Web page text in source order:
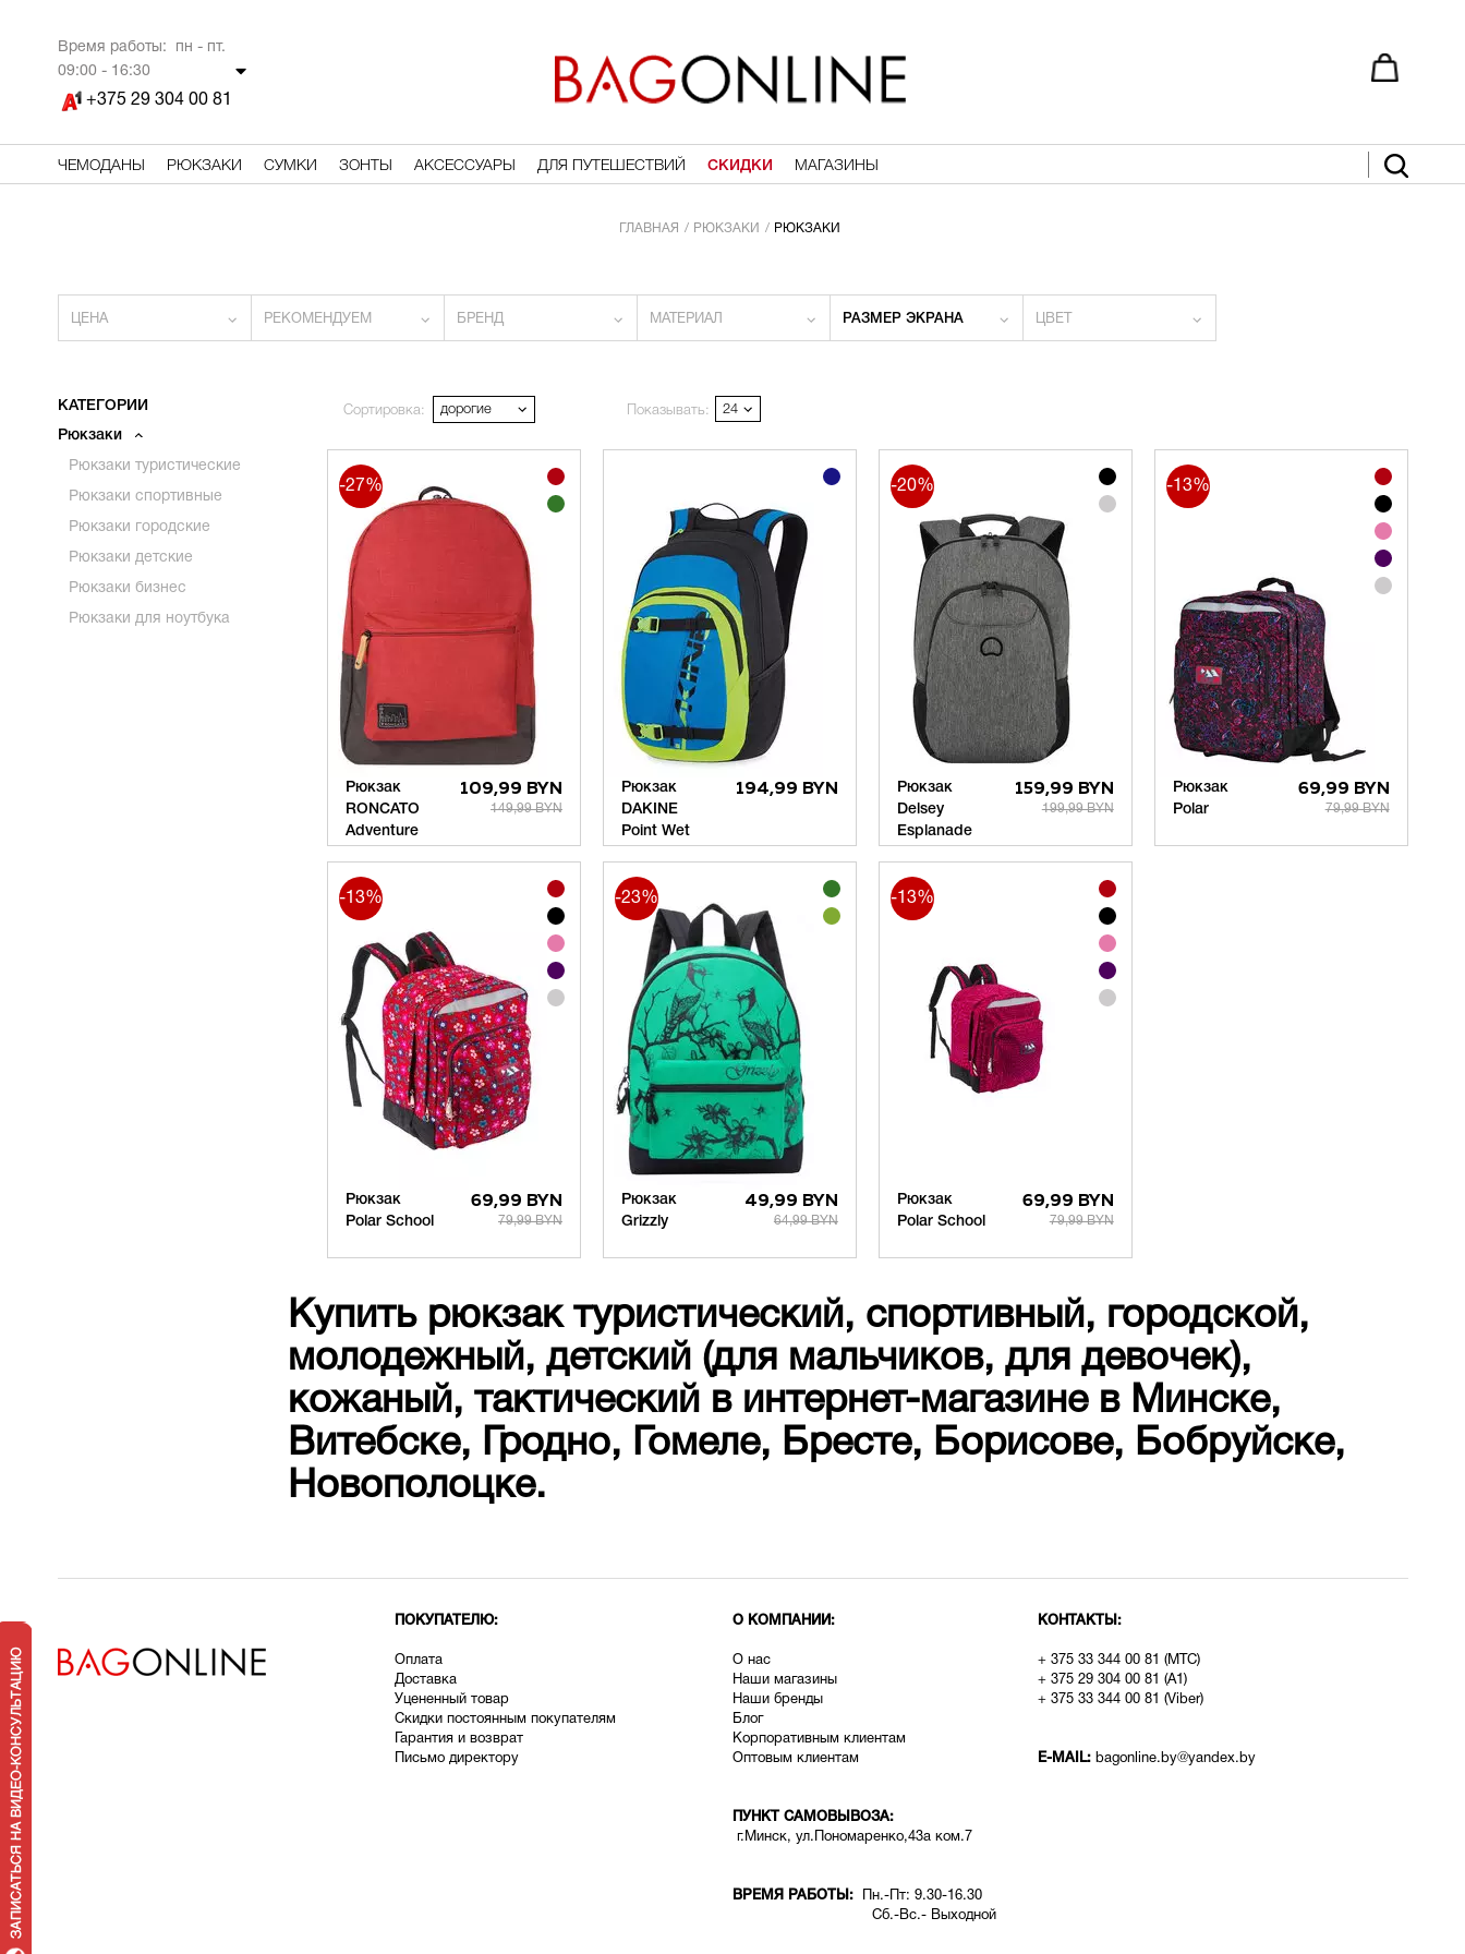
Время работы: пн - пт.
09:00 - 16:30
+375 29 304 00 81
ЧЕМОДАНЫ РЮКЗАКИ СУМКИ ЗОНТЫ АКСЕССУАРЫ ДЛЯ ПУТЕШЕСТВИЙ СКИДКИ МАГАЗИНЫ
ГЛАВНАЯ РЮКЗАКИ РЮКЗАКИ
ЦЕНА РЕКОМЕНДУЕМ БРЕНД МАТЕРИАЛ РАЗМЕР ЭКРАНА ЦВЕТ
КАТЕГОРИИ
Рюкзаки
Рюкзаки туристические
Рюкзаки спортивные
Рюкзаки городские
Рюкзаки детские
Рюкзаки бизнес
Рюкзаки для ноутбука
Сортировка: дорогие Показывать: 24
Рюкзак
RONCATO
Adventure
109,99 BYN
149,99 BYN
-27%
Рюкзак
DAKINE
Point Wet
194,99 BYN
Рюкзак
Delsey
Еsplanade
159,99 BYN
199,99 BYN
-20%
Рюкзак
Polar
69,99 BYN
79,99 BYN
-13%
Рюкзак
Polar School
69,99 BYN
79,99 BYN
-13%
Рюкзак
Grizzly
49,99 BYN
64,99 BYN
-23%
Рюкзак
Polar School
69,99 BYN
79,99 BYN
-13%
Купить рюкзак туристический, спортивный, городской,
молодежный, детский (для мальчиков, для девочек),
кожаный, тактический в интернет-магазине в Минске,
Витебске, Гродно, Гомеле, Бресте, Борисове, Бобруйске,
Новополоцке.
ПОКУПАТЕЛЮ:
Оплата
Доставка
Уцененный товар
Скидки постоянным покупателям
Гарантия и возврат
Письмо директору
О КОМПАНИИ:
О нас
Наши магазины
Наши бренды
Блог
Корпоративным клиентам
Оптовым клиентам
ПУНКТ САМОВЫВОЗА:
г.Минск, ул.Пономаренко,43а ком.7
ВРЕМЯ РАБОТЫ: Пн.-Пт: 9.30-16.30
Сб.-Вс.- Выходной
КОНТАКТЫ:
+ 375 33 344 00 81 (МТС)
+ 375 29 304 00 81 (A1)
+ 375 33 344 00 81 (Viber)
E-MAIL: bagonline.by@yandex.by